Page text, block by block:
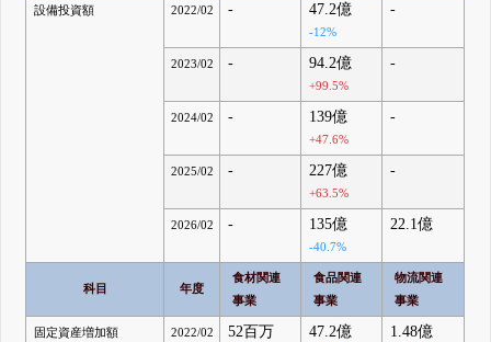
設備投資額 2022/02 - 47.2億
-12%
-
2023/02 - 94.2億
+99.5%
-
2024/02 - 139億
+47.6%
-
2025/02 - 227億
+63.5%
-
2026/02 - 135億
-40.7%
22.1億
科目 年度
食材関連
事業
食品関連
事業
物流関連
事業
固定資産増加額 2022/02 52百万 47.2億 1.48億